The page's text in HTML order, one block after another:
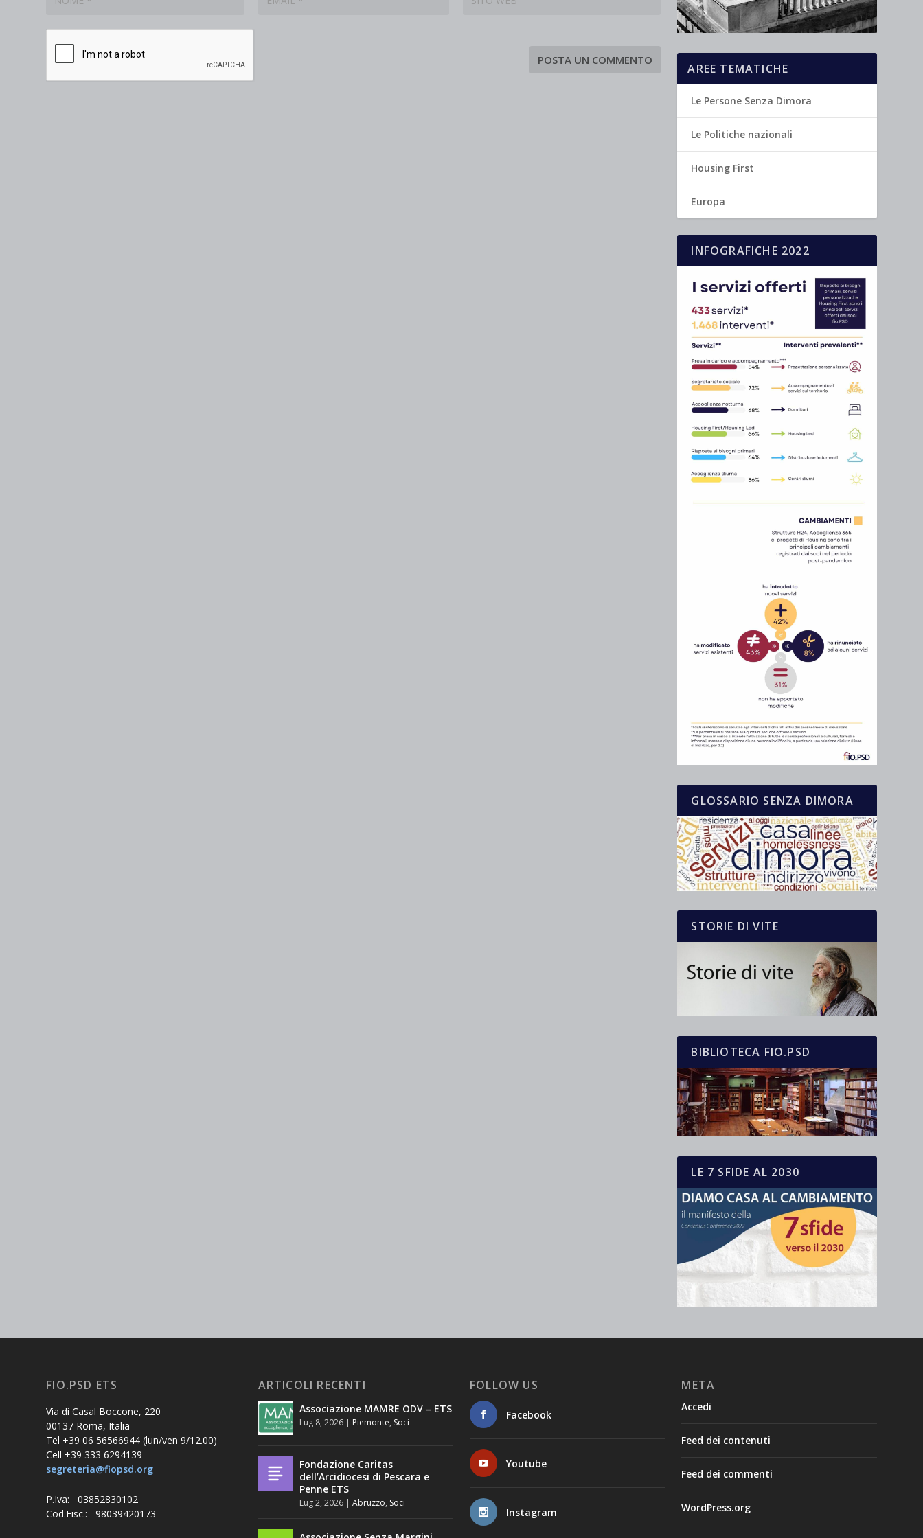
AREE TEMATICHE
Le Persone Senza Dimora
Le Politiche nazionali
Housing First
Europa
INFOGRAFICHE 2022
GLOSSARIO SENZA DIMORA
STORIE DI VITE
BIBLIOTECA FIO.PSD
LE 7 SFIDE AL 2030
FIO.PSD ETS
Via di Casal Boccone, 220
00137 Roma, Italia
Tel +39 06 56566944 (lun/ven 9/12.00)
Cell +39 333 6294139
segreteria@fiopsd.org
P.Iva: 03852830102
Cod.Fisc.: 98039420173
ARTICOLI RECENTI
Associazione MAMRE ODV – ETS
Lug 8, 2026| Piemonte, Soci
Fondazione Caritas
dell’Arcidiocesi di Pescara e
Penne ETS
Lug 2, 2026| Abruzzo, Soci
FOLLOW US
Facebook
Youtube
Instagram
META
Accedi
Feed dei contenuti
Feed dei commenti
WordPress.org